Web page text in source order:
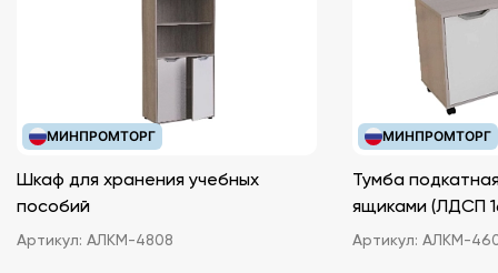
МИНПРОМТОРГ
Шкаф для хранения учебных
пособий
Артикул: АЛКМ-4808
МИНПРОМТОРГ
Тумба
ящиками
Артикул: АЛКМ-